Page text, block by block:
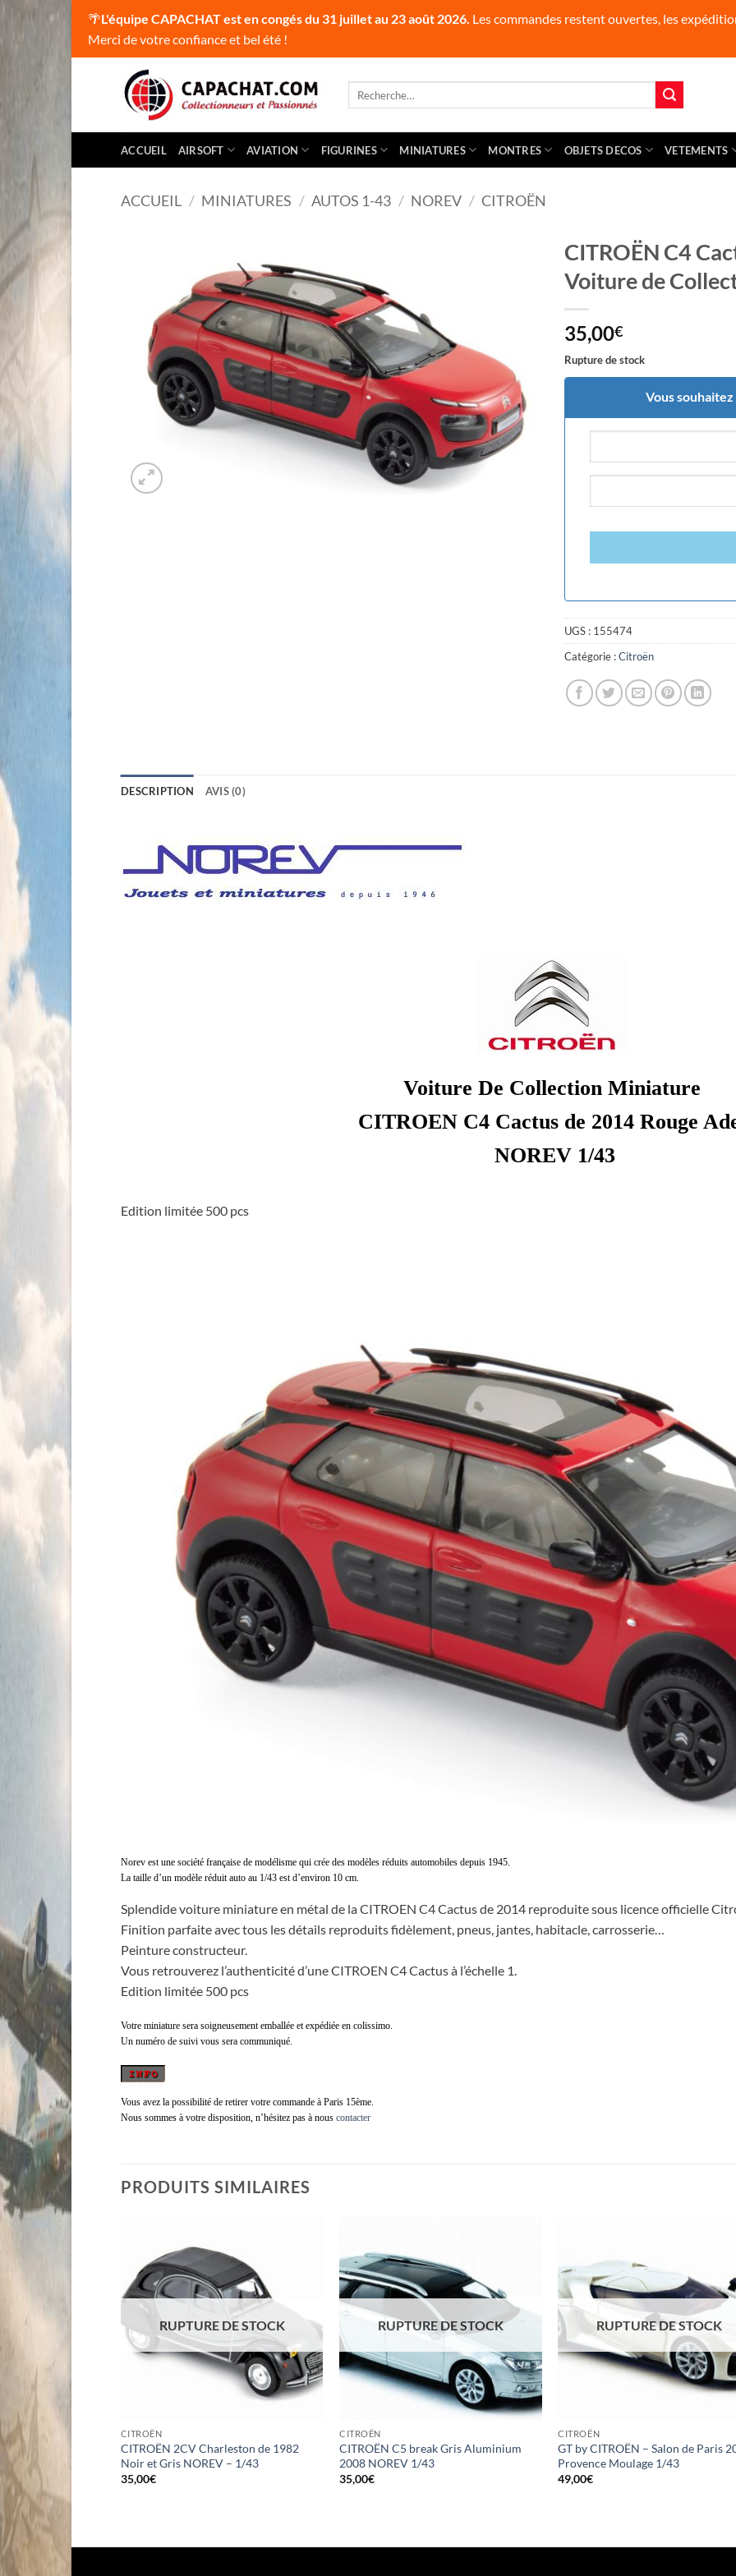
🌴L'équipe CAPACHAT est en congés du 31 juillet au 23 août 2026. Les commandes restent ouvertes, les
Merci de votre confiance et bel été !
ACCUEIL AIRSOFT AVIATION FIGURINES MINIATURES MONTRES OBJETS DECOS VETEMENTS
ACCUEIL / MINIATURES / AUTOS 1-43 / NOREV / CITROËN
CITROËN C4
Voiture de
35,00€
Rupture de stock
Vous
UGS : 155474
Catégorie :Citroën
DESCRIPTION AVIS (0)
Voiture De Collection Miniature
CITROEN C4 Cactus de 2014 Rouge
NOREV 1/43
Edition limitée 500 pcs
Norev est une société française de modélisme qui crée des modèles réduits automobiles depuis 1945.
La taille d’un modèle réduit auto au 1/43 est d’environ 10 cm.
Splendide voiture miniature en métal de la CITROEN C4 Cactus de 2014 reproduite sous licence officielle
Finition parfaite avec tous les détails reproduits fidèlement, pneus, jantes, habitacle, carrosserie…
Peinture constructeur.
Vous retrouverez l’authenticité d’une CITROEN C4 Cactus à l’échelle 1.
Edition limitée 500 pcs
Votre miniature sera soigneusement emballée et expédiée en colissimo.
Un numéro de suivi vous sera communiqué.
Vous avez la possibilité de retirer votre commande à Paris 15ème.
Nous sommes à votre disposition, n’hésitez pas à nous contacter
PRODUITS SIMILAIRES
RUPTURE DE STOCK
CITROËN
CITROËN 2CV Charleston de 1982
Noir et Gris NOREV – 1/43
35,00€
RUPTURE DE STOCK
CITROËN
CITROËN C5 break Gris Aluminium
2008 NOREV 1/43
35,00€
RUPTURE DE STOCK
CITROËN
GT by CITROËN – Salon de Paris
Provence Moulage 1/43
49,00€
STOCK
Boticelli